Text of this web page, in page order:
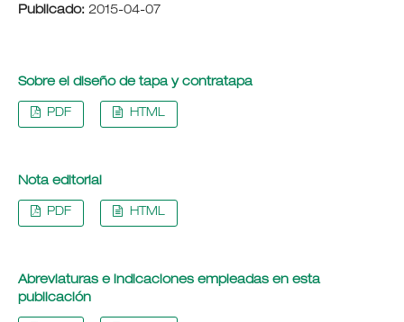
Publicado: 2015-04-07
Sobre el diseño de tapa y contratapa
PDF HTML
Nota editorial
PDF HTML
Abreviaturas e indicaciones empleadas en esta
publicación